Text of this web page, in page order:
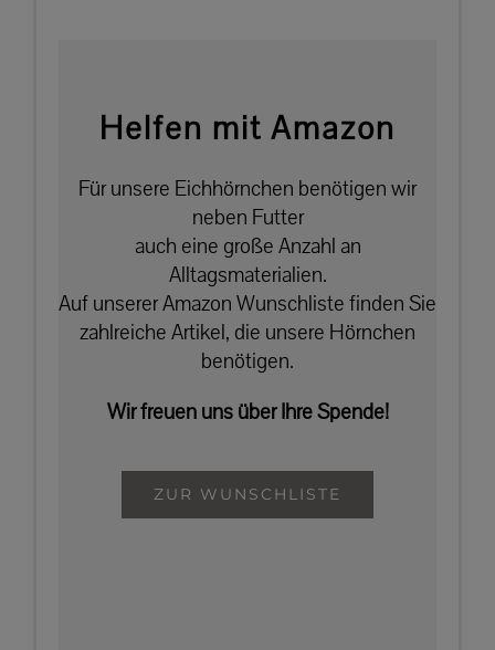
Helfen mit Amazon
Für unsere Eichhörnchen benötigen wir
neben Futter
auch eine große Anzahl an
Alltagsmaterialien.
Auf unserer Amazon Wunschliste finden Sie
zahlreiche Artikel, die unsere Hörnchen
benötigen.
Wir freuen uns über Ihre Spende!
ZUR WUNSCHLISTE